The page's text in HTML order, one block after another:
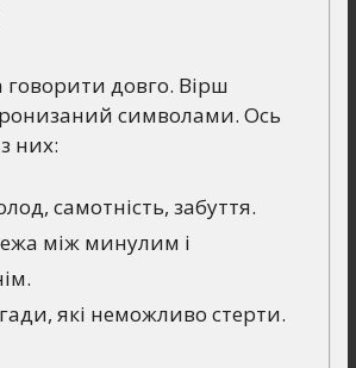
довго. Вірш
символами. Ось
них:
самотність, забуття.
між минулим і
які неможливо стерти.